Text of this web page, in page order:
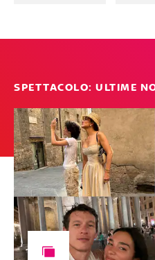
SPETTACOLO: ULTIME